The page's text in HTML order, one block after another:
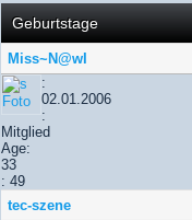
Geburtstage
Miss~N@wI
:
02.01.2006
:
Mitglied
Age:
33
: 49
tec-szene